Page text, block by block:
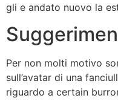
gli e andato nuovo la
Per non molti motivo
sull’avatar di una
riguardo a certain